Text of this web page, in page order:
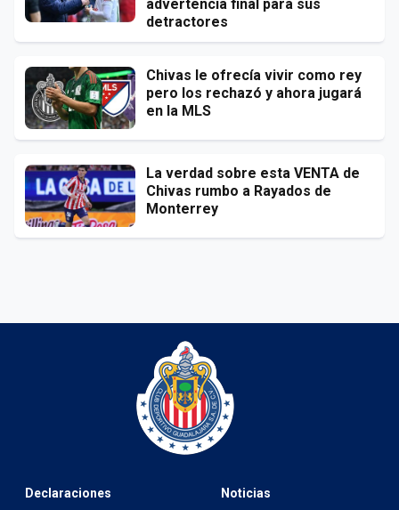
advertencia final para sus
detractores
Chivas le ofrecía vivir como rey
pero los rechazó y ahora jugará
en la MLS
La verdad sobre esta VENTA de
Chivas rumbo a Rayados de
Monterrey
Declaraciones Noticias